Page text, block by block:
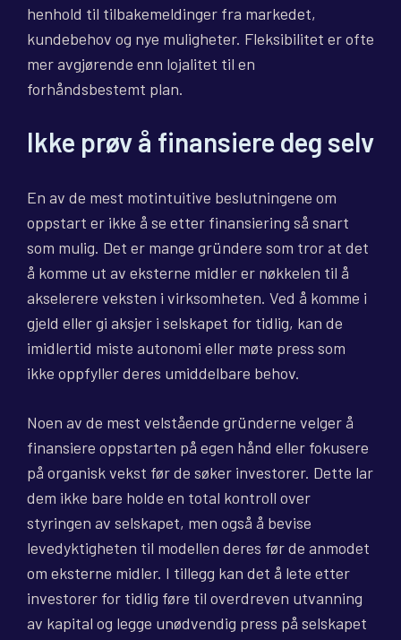
henhold til tilbakemeldinger fra markedet,
kundebehov og nye muligheter. Fleksibilitet er ofte
mer avgjørende enn lojalitet til en
forhåndsbestemt plan.
Ikke prøv å finansiere deg selv
En av de mest motintuitive beslutningene om
oppstart er ikke å se etter finansiering så snart
som mulig. Det er mange gründere som tror at det
å komme ut av eksterne midler er nøkkelen til å
akselerere veksten i virksomheten. Ved å komme i
gjeld eller gi aksjer i selskapet for tidlig, kan de
imidlertid miste autonomi eller møte press som
ikke oppfyller deres umiddelbare behov.
Noen av de mest velstående gründerne velger å
finansiere oppstarten på egen hånd eller fokusere
på organisk vekst før de søker investorer. Dette lar
dem ikke bare holde en total kontroll over
styringen av selskapet, men også å bevise
levedyktigheten til modellen deres før de anmodet
om eksterne midler. I tillegg kan det å lete etter
investorer for tidlig føre til overdreven utvanning
av kapital og legge unødvendig press på selskapet